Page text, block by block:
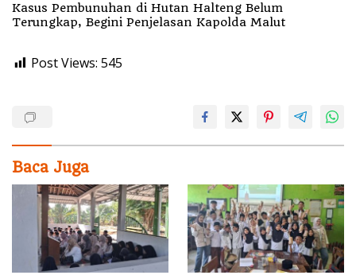
Kasus Pembunuhan di Hutan Halteng Belum
Terungkap, Begini Penjelasan Kapolda Malut
Post Views: 545
Baca Juga